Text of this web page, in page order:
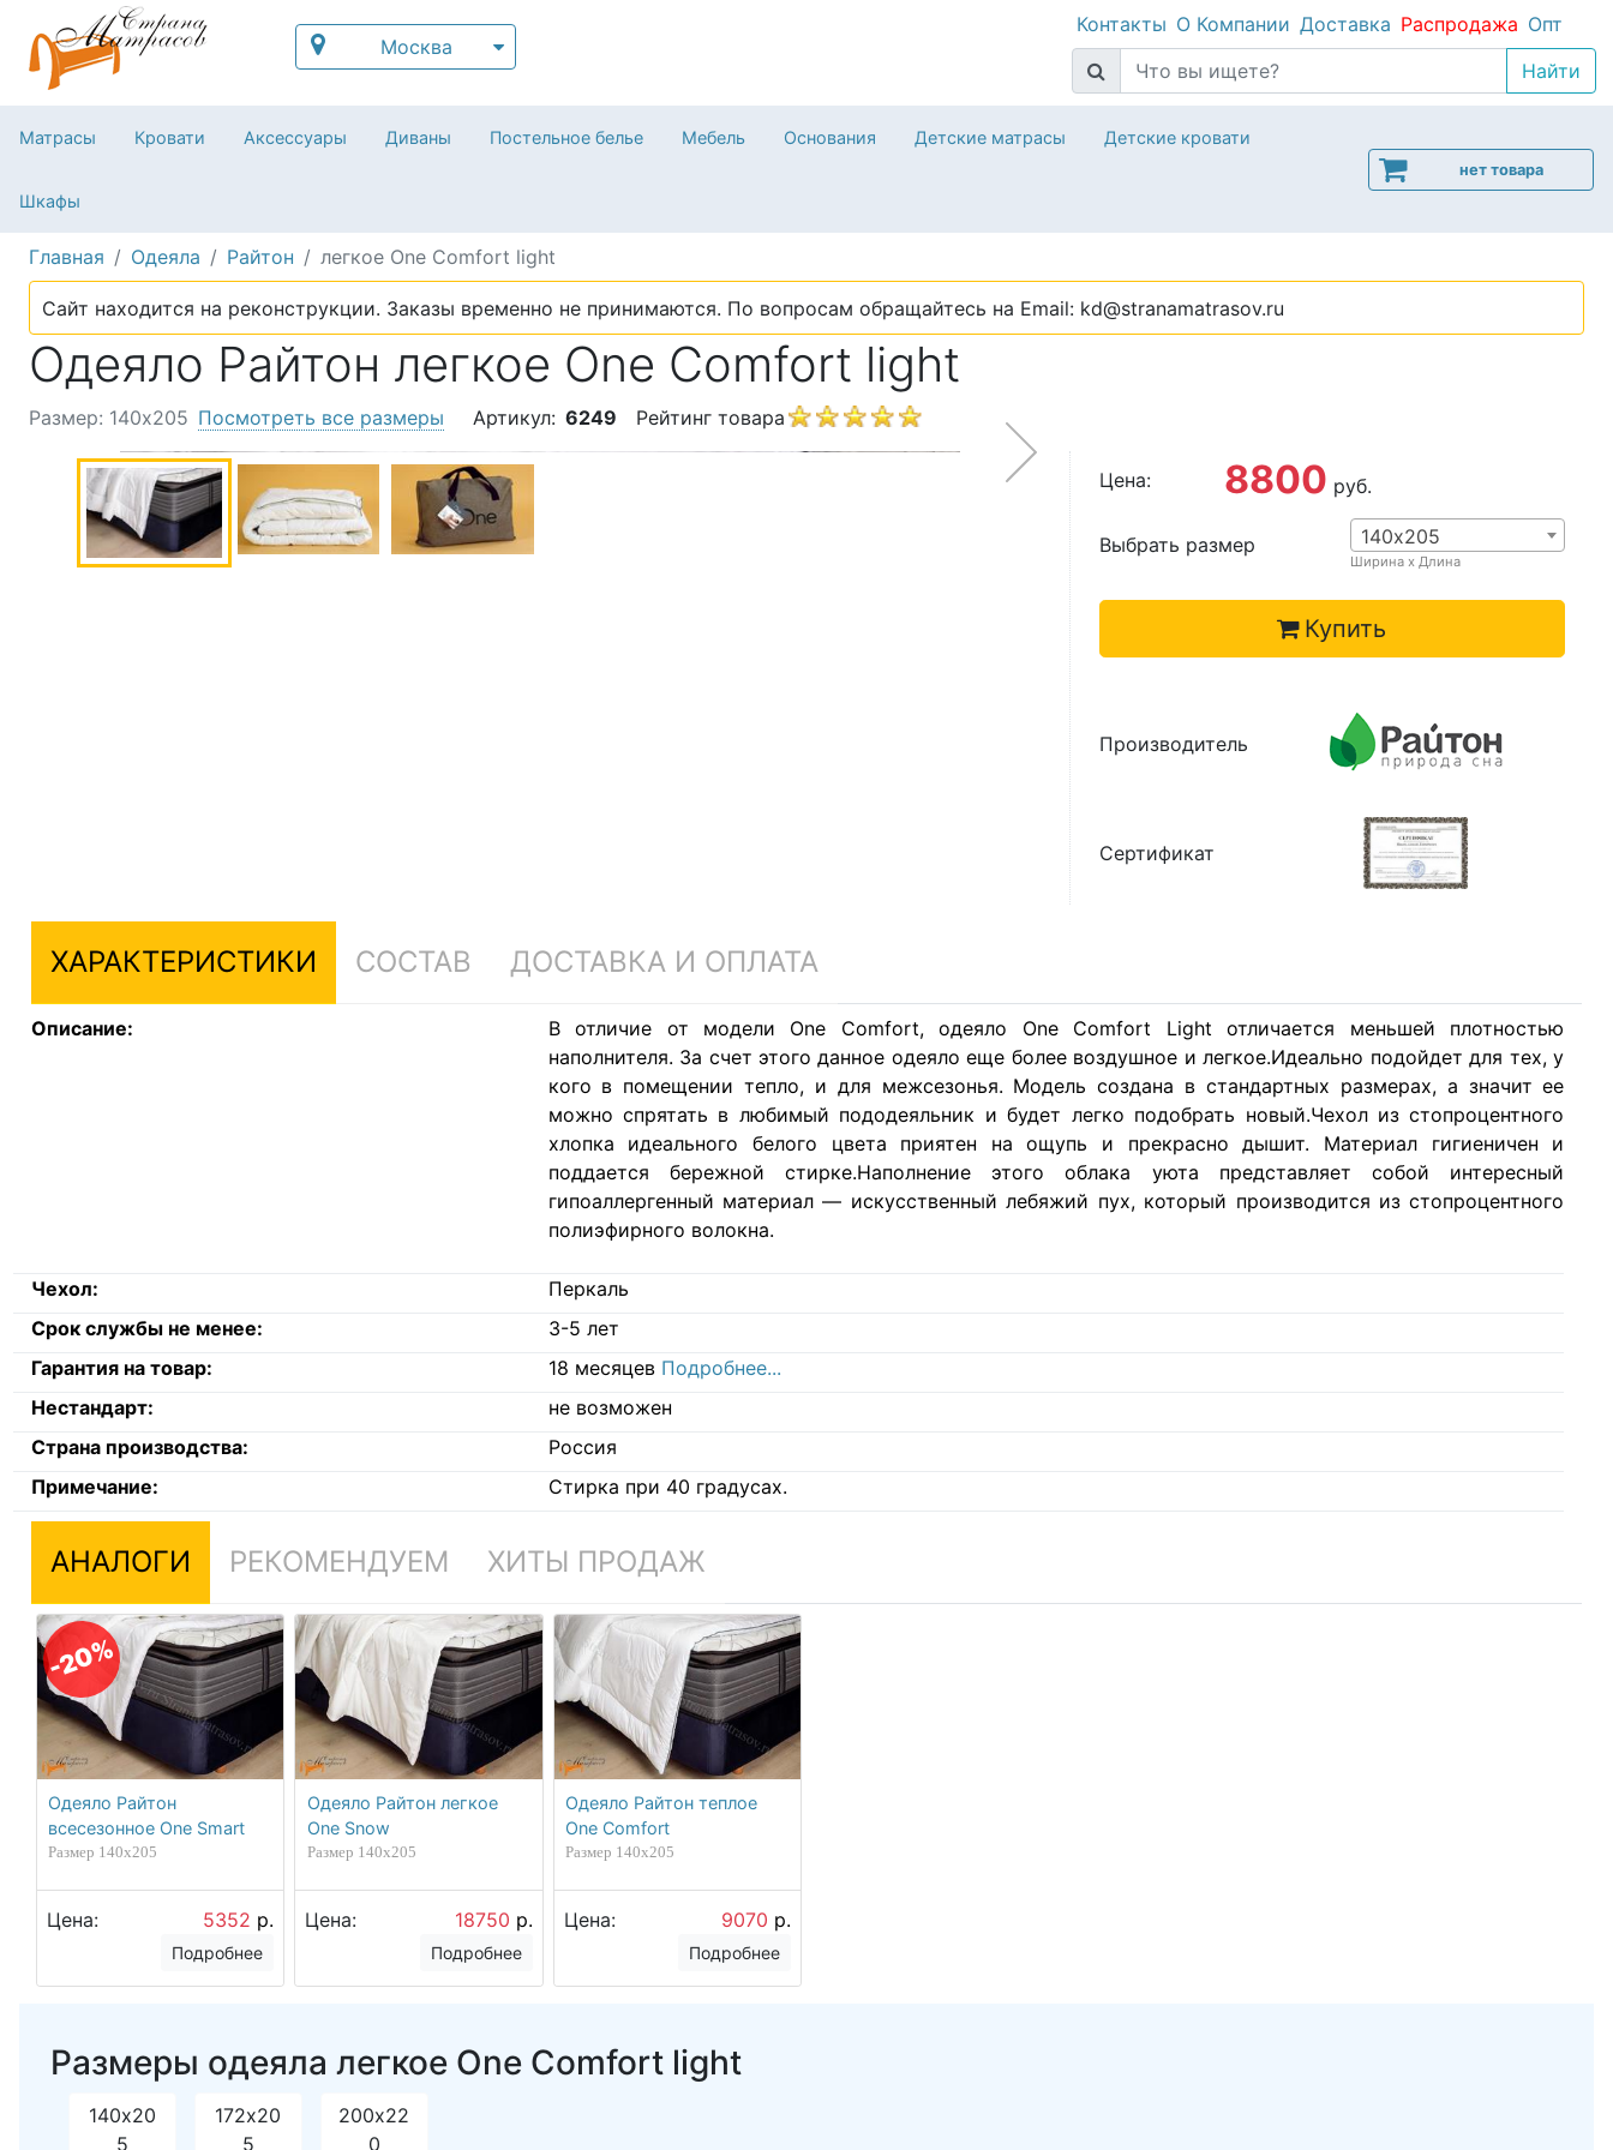
Москва
Контакты О Компании Доставка Распродажа Опт
Матрасы Кровати Аксессуары Диваны Постельное белье Мебель Основания Детские матрасы Детские кровати
Шкафы
нет товара
Главная Одеяла Райтон легкое One Comfort light
Сайт находится на реконструкции. Заказы временно не принимаются. По вопросам обращайтесь на Email: kd@stranamatrasov.ru
Одеяло Райтон легкое One Comfort light
Размер: 140х205 Посмотреть все размеры Артикул: 6249 Рейтинг товара
Цена: 8800 руб.
Выбрать размер 140х205
Ширина х Длина
Купить
Производитель
Сертификат
ХАРАКТЕРИСТИКИ СОСТАВ ДОСТАВКА И ОПЛАТА
Описание:
В отличие от модели One Comfort, одеяло One Comfort Light отличается меньшей плотностью
наполнителя. За счет этого данное одеяло еще более воздушное и легкое.Идеально подойдет для тех, у
кого в помещении тепло, и для межсезонья. Модель создана в стандартных размерах, а значит ее
можно спрятать в любимый пододеяльник и будет легко подобрать новый.Чехол из стопроцентного
хлопка идеального белого цвета приятен на ощупь и прекрасно дышит. Материал гигиеничен и
поддается бережной стирке.Наполнение этого облака уюта представляет собой интересный
гипоаллергенный материал — искусственный лебяжий пух, который производится из стопроцентного
полиэфирного волокна.
Чехол:
Перкаль
Срок службы не менее:
3-5 лет
Гарантия на товар:
18 месяцев Подробнее...
Нестандарт:
не возможен
Страна производства:
Россия
Примечание:
Стирка при 40 градусах.
АНАЛОГИ РЕКОМЕНДУЕМ ХИТЫ ПРОДАЖ
-20%
Одеяло Райтон
всесезонное One Smart
Размер 140х205
Цена: 5352 р.
Подробнее
Одеяло Райтон легкое
One Snow
Размер 140х205
Цена: 18750 р.
Подробнее
Одеяло Райтон теплое
One Comfort
Размер 140х205
Цена: 9070 р.
Подробнее
Размеры одеяла легкое One Comfort light
140х20
5
172х20
5
200х22
0